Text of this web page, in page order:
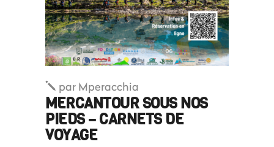
par Mperacchia
MERCANTOUR SOUS NOS
PIEDS – CARNETS DE
VOYAGE